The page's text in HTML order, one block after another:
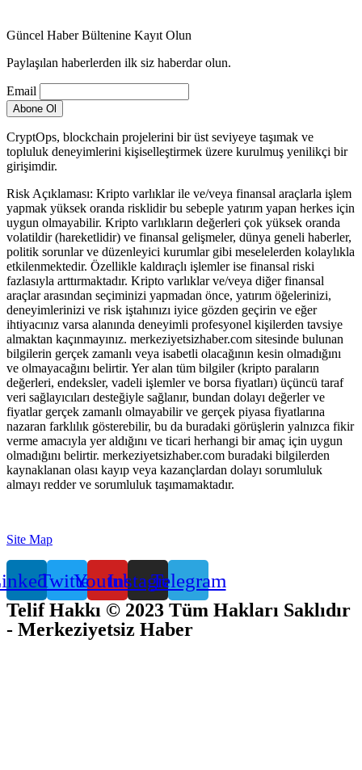
Güncel Haber Bültenine Kayıt Olun
Paylaşılan haberlerden ilk siz haberdar olun.
Email
CryptOps, blockchain projelerini bir üst seviyeye taşımak ve
topluluk deneyimlerini kişiselleştirmek üzere kurulmuş yenilikçi bir
girişimdir.
Risk Açıklaması: Kripto varlıklar ile ve/veya finansal araçlarla işlem
yapmak yüksek oranda risklidir bu sebeple yatırım yapan herkes için
uygun olmayabilir. Kripto varlıkların değerleri çok yüksek oranda
volatildir (hareketlidir) ve finansal gelişmeler, dünya geneli haberler,
politik sorunlar ve düzenleyici kurumlar gibi meselelerden kolaylıkla
etkilenmektedir. Özellikle kaldıraçlı işlemler ise finansal riski
fazlasıyla arttırmaktadır. Kripto varlıklar ve/veya diğer finansal
araçlar arasından seçiminizi yapmadan önce, yatırım öğelerinizi,
deneyimlerinizi ve risk iştahınızı iyice gözden geçirin ve eğer
ihtiyacınız varsa alanında deneyimli profesyonel kişilerden tavsiye
almaktan kaçınmayınız. merkeziyetsizhaber.com sitesinde bulunan
bilgilerin gerçek zamanlı veya isabetli olacağının kesin olmadığını
ve olmayacağını belirtir. Yer alan tüm bilgiler (kripto paraların
değerleri, endeksler, vadeli işlemler ve borsa fiyatları) üçüncü taraf
veri sağlayıcıları desteğiyle sağlanır, bundan dolayı değerler ve
fiyatlar gerçek zamanlı olmayabilir ve gerçek piyasa fiyatlarına
nazaran farklılık gösterebilir, bu da buradaki görüşlerin yalnızca fikir
verme amacıyla yer aldığını ve ticari herhangi bir amaç için uygun
olmadığını belirtir. merkeziyetsizhaber.com buradaki bilgilerden
kaynaklanan olası kayıp veya kazançlardan dolayı sorumluluk
almayı redder ve sorumluluk taşımamaktadır.
Site Map
TwitterYoutubeInstagramTelegram
Telif Hakkı © 2023 Tüm Hakları Saklıdır
- Merkeziyetsiz Haber